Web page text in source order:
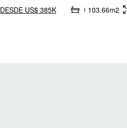
DESDE US$ 385K 103.66m2